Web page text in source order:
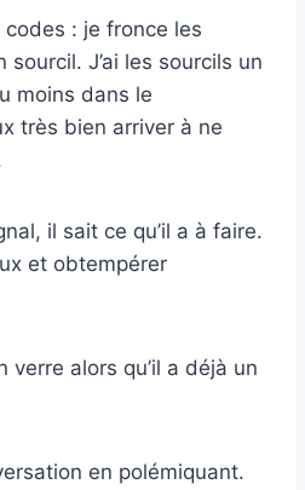
codes : je fronce les
J’ai les sourcils un
moins dans le
très bien arriver à ne
il sait ce qu’il a à faire.
et obtempérer
verre alors qu’il a déjà un
en polémiquant.